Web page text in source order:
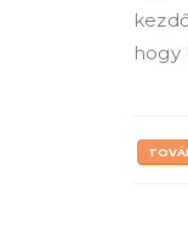
hogy